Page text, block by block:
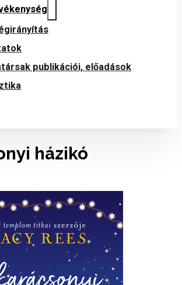
publikációi, előadások
házikó